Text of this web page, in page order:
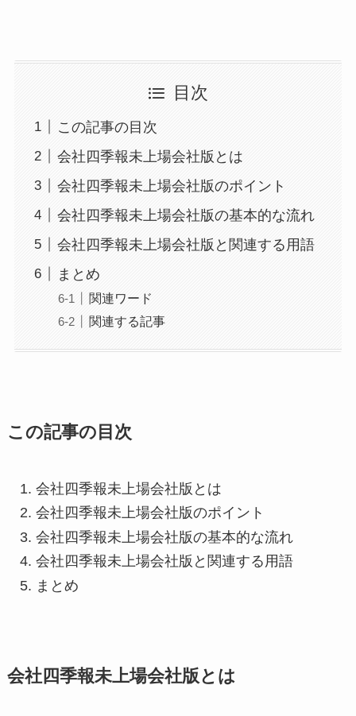
目次
この記事の目次
会社四季報未上場会社版とは
会社四季報未上場会社版のポイント
会社四季報未上場会社版の基本的な流れ
会社四季報未上場会社版と関連する用語
まとめ
関連ワード
関連する記事
この記事の目次
会社四季報未上場会社版とは
会社四季報未上場会社版のポイント
会社四季報未上場会社版の基本的な流れ
会社四季報未上場会社版と関連する用語
まとめ
会社四季報未上場会社版とは